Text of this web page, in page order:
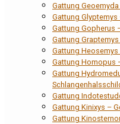
Gattung
Gattung
Gattung Gopherus
Gattung
Gattung
Gattung Homopus
Gattung
Gattung
Gattung Kinixys –
Gattung